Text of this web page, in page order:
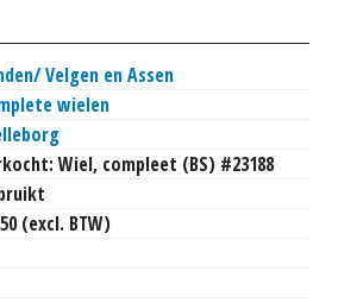
Velgen en Assen
wielen
Wiel, compleet (BS) #23188
(excl. BTW)